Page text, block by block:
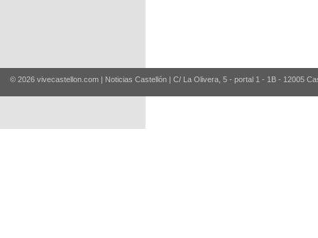
© 2026 vivecastellon.com | Noticias Castellón | C/ La Olivera, 5 - portal 1 - 1B - 12005